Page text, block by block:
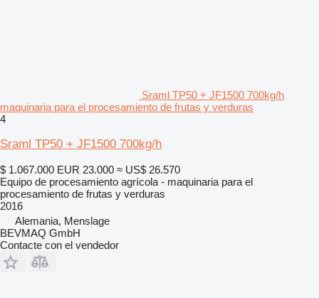
Sraml TP50 + JF1500 700kg/h
maquinaria para el procesamiento de frutas y verduras
4
Sraml TP50 + JF1500 700kg/h
$ 1.067.000 EUR 23.000 ≈ US$ 26.570
Equipo de procesamiento agrícola - maquinaria para el
procesamiento de frutas y verduras
2016
Alemania, Menslage
BEVMAQ GmbH
Contacte con el vendedor